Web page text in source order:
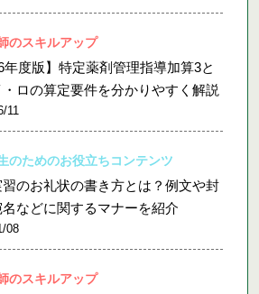
のスキルアップ
年度版】特定薬剤管理指導加算3と
・ロの算定要件を分かりやすく解説
11
のためのお役立ちコンテンツ
のお礼状の書き方とは？例文や封
などに関するマナーを紹介
08
のスキルアップ